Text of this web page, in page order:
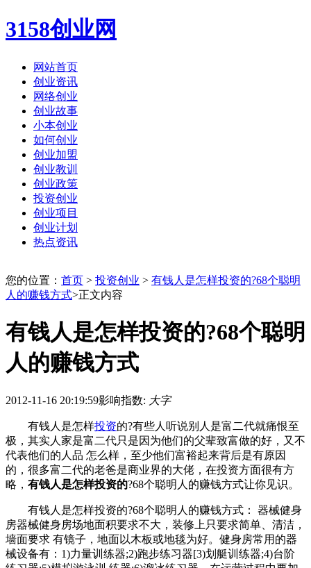
3158创业网
网站首页
创业资讯
网络创业
创业故事
小本创业
如何创业
创业加盟
创业教训
创业政策
投资创业
创业项目
创业计划
热点资讯
您的位置： 首页 > 投资创业 > 有钱人是怎样投资的?68个聪明
人的赚钱方式>正文内容
有钱人是怎样投资的?68个聪明
人的赚钱方式
2012-11-16 20:19:59影响指数: 大字
有钱人是怎样投资的?有些人听说别人是富二代就痛恨至
极，其实人家是富二代只是因为他们的父辈致富做的好，又不
代表他们的人品 怎么样，至少他们富裕起来背后是有原因
的，很多富二代的老爸是商业界的大佬，在投资方面很有方
略， 有钱人是怎样投资的?68个聪明人的赚钱方式让你见识。
有钱人是怎样投资的?68个聪明人的赚钱方式： 器械健身
房器械健身房场地面积要求不大，装修上只要求简单、清洁，
墙面要求 有镜子，地面以木板或地毯为好。健身房常用的器
械设备有：1)力量训练器;2)跑步练习器[3)划艇训练器;4)台阶